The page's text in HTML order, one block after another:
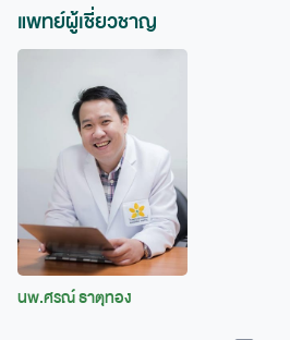
แพทย์ผู้เชี่ยวชาญ
นพ.ศรณ์ ธาตุทอง